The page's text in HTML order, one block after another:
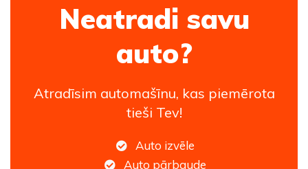
Neatradi savu
auto?
Atradīsim automašīnu, kas piemērota
tieši Tev!
Auto izvēle
Auto pārbaude